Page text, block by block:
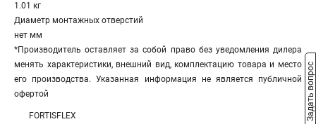
1.01 кг
Диаметр монтажных отверстий
нет мм
*Производитель оставляет за собой право без уведомления дилера
менять характеристики, внешний вид, комплектацию товара и место
его производства. Указанная информация не является публичной
офертой
FORTISFLEX Задать вопрос